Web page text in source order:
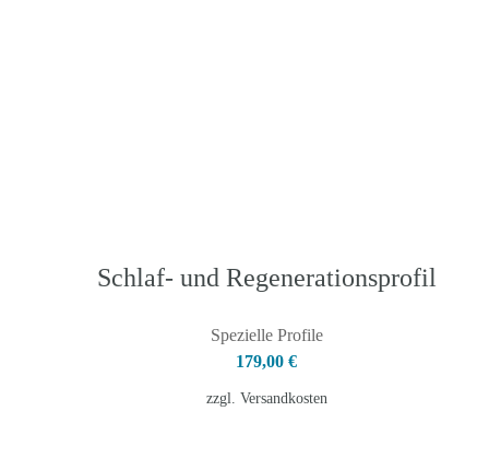
Schlaf- und Regenerationsprofil
Spezielle Profile
179,00 €
zzgl. Versandkosten